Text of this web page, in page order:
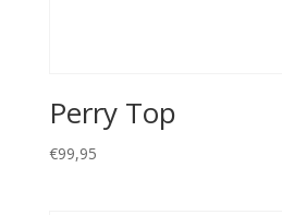
Perry Top
€99,95